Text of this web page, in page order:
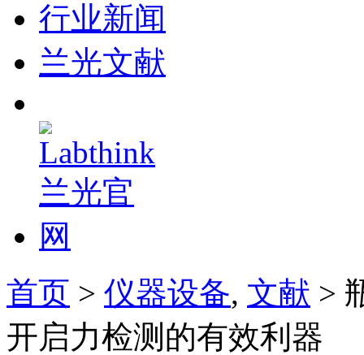
行业新闻
兰光文献
首页 > 仪器设备, 文献 >
开启力检测的有效利器